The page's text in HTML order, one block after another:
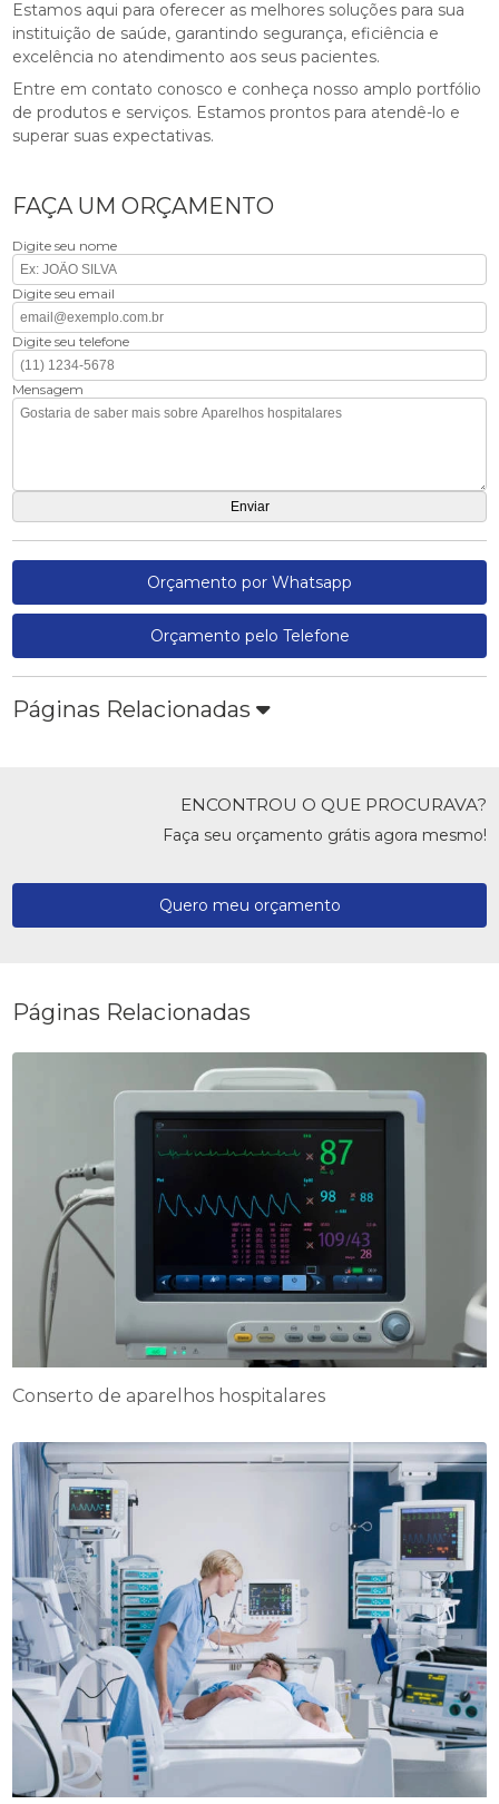
Estamos aqui para oferecer as melhores soluções para sua
instituição de saúde, garantindo segurança, eficiência e
excelência no atendimento aos seus pacientes.
Entre em contato conosco e conheça nosso amplo portfólio
de produtos e serviços. Estamos prontos para atendê-lo e
superar suas expectativas.
FAÇA UM ORÇAMENTO
Digite seu nome
Digite seu email
Digite seu telefone
Mensagem
Orçamento por Whatsapp
Orçamento pelo Telefone
Páginas Relacionadas
ENCONTROU O QUE PROCURAVA?
Faça seu orçamento grátis agora mesmo!
Quero meu orçamento
Páginas Relacionadas
Conserto de aparelhos hospitalares